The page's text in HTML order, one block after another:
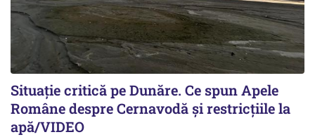
Situație critică pe Dunăre. Ce spun Apele
Române despre Cernavodă și restricțiile la
apă/VIDEO